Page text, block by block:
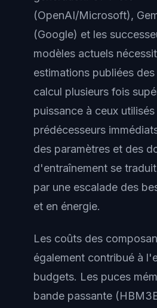
(OpenAI/Microsoft),
(Google) et les
modèles actuels
estimations publiées
calcul plusieurs fois
puissance à ceux
prédécesseurs
des paramètres et des
d'entraînement se
par une escalade des
et en énergie.
Les coûts des
également contribué à
budgets. Les puces
bande passante